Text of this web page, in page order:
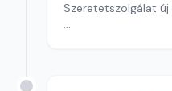
Szeretetszolgálat új